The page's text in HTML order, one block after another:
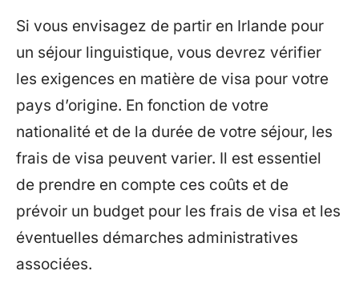
Si vous envisagez de partir en Irlande pour
un séjour linguistique, vous devrez vérifier
les exigences en matière de visa pour votre
pays d’origine. En fonction de votre
nationalité et de la durée de votre séjour, les
frais de visa peuvent varier. Il est essentiel
de prendre en compte ces coûts et de
prévoir un budget pour les frais de visa et les
éventuelles démarches administratives
associées.